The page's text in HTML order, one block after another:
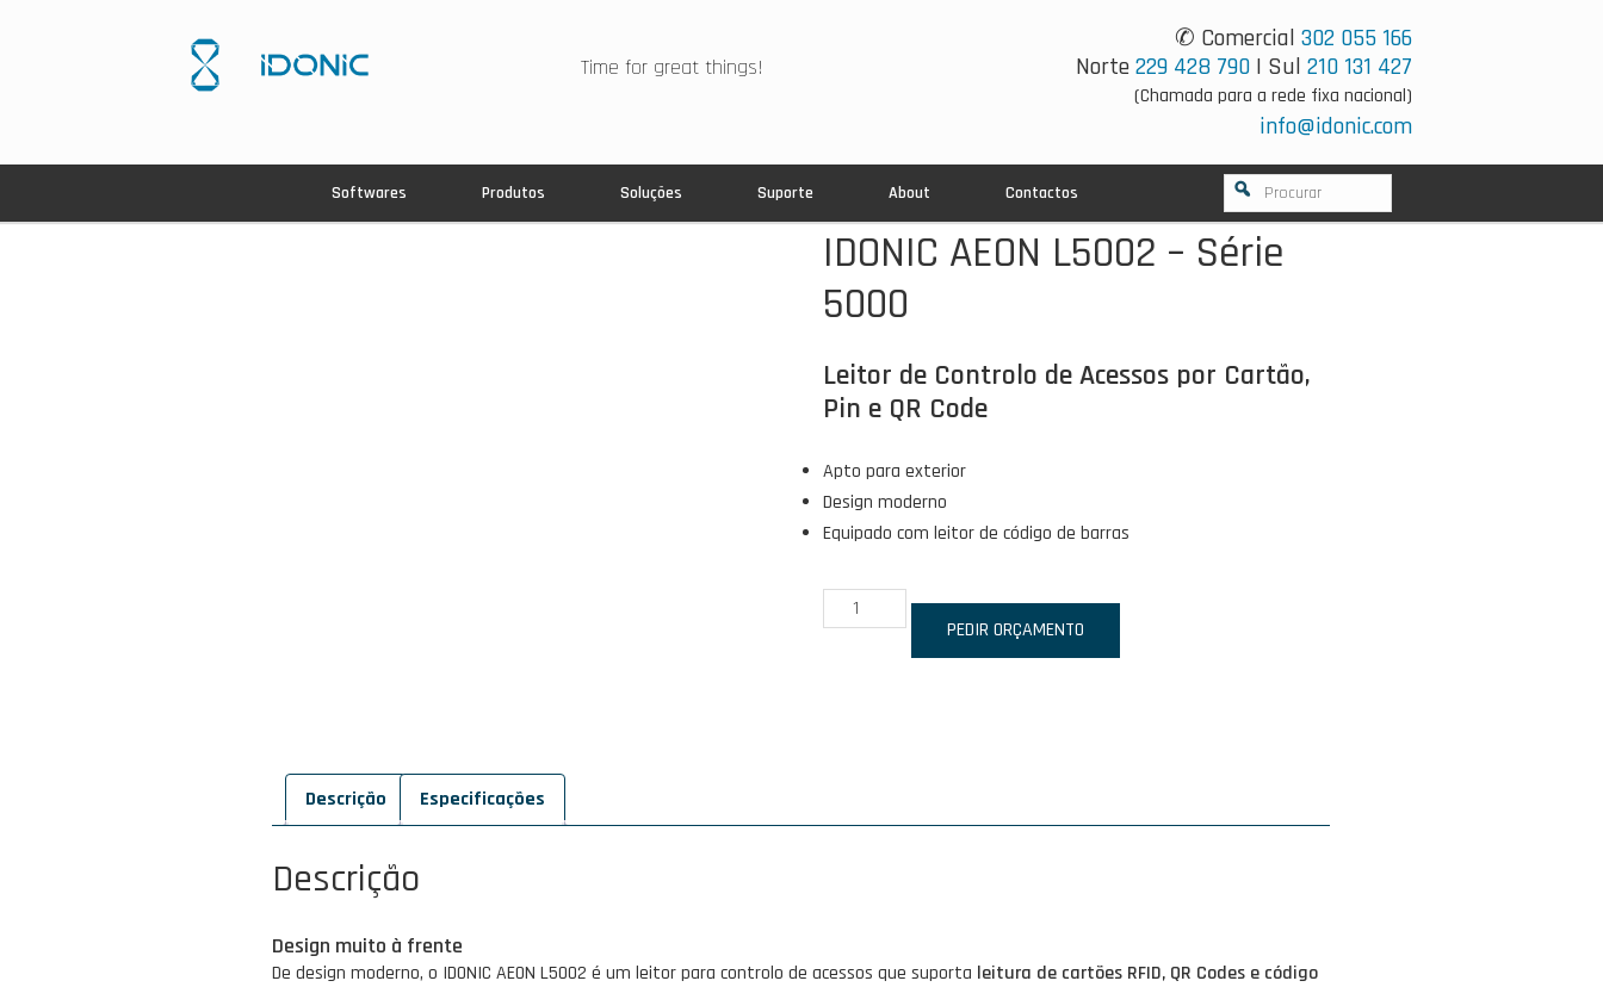
Time for great things!
✆ Comercial 302 055 166
Norte229 428 790 | Sul 210 131 427
(Chamada para a rede fixa nacional)
info@idonic.com
Softwares Produtos Soluções Suporte About Contactos
IDONIC AEON L5002 – Série
5000
Leitor de Controlo de Acessos por Cartão,
Pin e QR Code
Apto para exterior
Design moderno
Equipado com leitor de código de barras
Quantidade
de
PEDIR ORÇAMENTO
Descrição Especificações
Descrição
Design muito à frente
De design moderno, o IDONIC AEON L5002 é um leitor para controlo de acessos que suporta leitura de cartões RFID, QR Codes e código